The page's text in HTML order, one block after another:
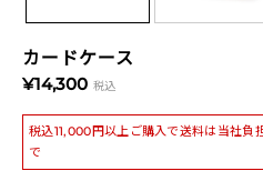
カードケース
¥14,300 税込
税込11,000円以上ご購入で送料は当社負
で